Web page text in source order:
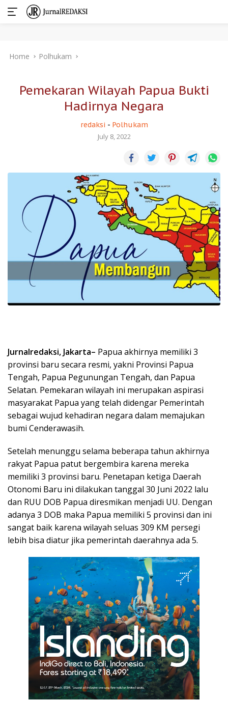
Home Polhukam
Pemekaran Wilayah Papua Bukti
Hadirnya Negara
redaksi - Polhukam
July 8, 2022
Jurnalredaksi, Jakarta– Papua akhirnya memiliki 3
provinsi baru secara resmi, yakni Provinsi Papua
Tengah, Papua Pegunungan Tengah, dan Papua
Selatan. Pemekaran wilayah ini merupakan aspirasi
masyarakat Papua yang telah didengar Pemerintah
sebagai wujud kehadiran negara dalam memajukan
bumi Cenderawasih.
Setelah menunggu selama beberapa tahun akhirnya
rakyat Papua patut bergembira karena mereka
memiliki 3 provinsi baru. Penetapan ketiga Daerah
Otonomi Baru ini dilakukan tanggal 30 Juni 2022 lalu
dan RUU DOB Papua diresmikan menjadi UU. Dengan
adanya 3 DOB maka Papua memiliki 5 provinsi dan ini
sangat baik karena wilayah seluas 309 KM persegi
lebih bisa diatur jika pemerintah daerahnya ada 5.